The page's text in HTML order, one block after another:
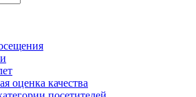
оценка качества